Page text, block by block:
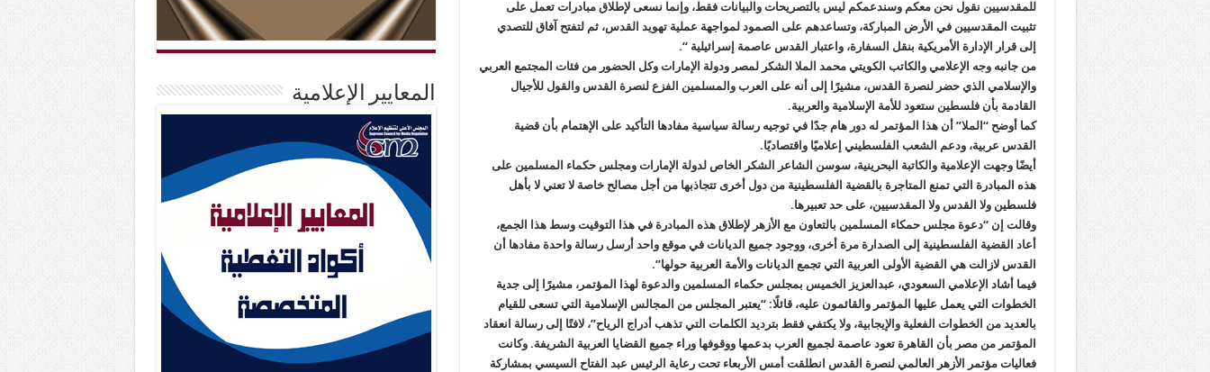
للمقدسيين نقول نحن معكم وسندعمكم ليس بالتصريحات والبيانات فقط، وإنما نسعى لإطلاق مبادرات تعمل على
تثبيت المقدسيين في الأرض المباركة، وتساعدهم على الصمود لمواجهة عملية تهويد القدس، ثم لتفتح آفاق للتصدي
إلى قرار الإدارة الأمريكية بنقل السفارة، واعتبار القدس عاصمة إسرائيلية “.
من جانبه وجه الإعلامي والكاتب الكويتي محمد الملا الشكر لمصر ودولة الإمارات وكل الحضور من فئات المجتمع العربي
والإسلامي الذي حضر لنصرة القدس، مشيرًا إلى أنه على العرب والمسلمين الفزع لنصرة القدس والقول للأجيال
القادمة بأن فلسطين ستعود للأمة الإسلامية والعربية.
كما أوضح “الملا” أن هذا المؤتمر له دور هام جدًا في توجيه رسالة سياسية مفادها التأكيد على الإهتمام بأن قضية
القدس عربية، ودعم الشعب الفلسطيني إعلاميًا واقتصاديًا.
أيضًا وجهت الإعلامية والكاتبة البحرينية، سوسن الشاعر الشكر الخاص لدولة الإمارات ومجلس حكماء المسلمين على
هذه المبادرة التي تمنع المتاجرة بالقضية الفلسطينية من دول أخرى تتجاذبها من أجل مصالح خاصة لا تعني لا بأهل
فلسطين ولا القدس ولا المقدسيين، على حد تعبيرها.
وقالت إن “دعوة مجلس حمكاء المسلمين بالتعاون مع الأزهر لإطلاق هذه المبادرة في هذا التوقيت وسط هذا الجمع،
أعاد القضية الفلسطينية إلى الصدارة مرة أخرى، ووجود جميع الديانات في موقع واحد أرسل رسالة واحدة مفادها أن
القدس لازالت هي القضية الأولى العربية التي تجمع الديانات والأمة العربية حولها”.
فيما أشاد الإعلامي السعودي، عبدالعزيز الخميس بمجلس حكماء المسلمين والدعوة لهذا المؤتمر، مشيرًا إلى جدية
الخطوات التي يعمل عليها المؤتمر والقائمون عليه، قائلًا: “يعتبر المجلس من المجالس الإسلامية التي تسعى للقيام
بالعديد من الخطوات الفعلية والإيجابية، ولا يكتفي فقط بترديد الكلمات التي تذهب أدراج الرياح”، لافتًا إلى رسالة انعقاد
المؤتمر من مصر بأن القاهرة تعود عاصمة لجميع العرب بدعمها ووقوفها وراء جميع القضايا العربية الشريفة. وكانت
فعاليات مؤتمر الأزهر العالمي لنصرة القدس انطلقت أمس الأربعاء تحت رعاية الرئيس عبد الفتاح السيسي بمشاركة
المعايير الإعلامية